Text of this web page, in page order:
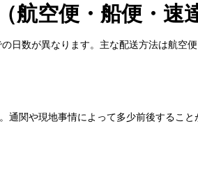
空便・船便・速達
数が異なります。主な配送方法は航空
関や現地事情によって多少前後するこ